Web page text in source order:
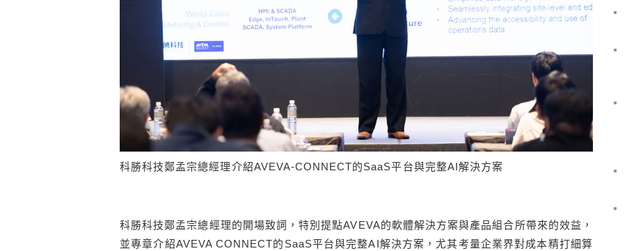
科勝科技鄭孟宗總經理介紹AVEVA-CONNECT的SaaS平台與完整AI解決方案
科勝科技鄭孟宗總經理的開場致詞，特別提點AVEVA的軟體解決方案與產品組合所帶來的效益，
並專章介紹AVEVA CONNECT的SaaS平台與完整AI解決方案，尤其考量企業界對成本精打細算